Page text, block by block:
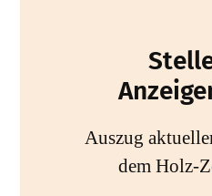
Auszug
dem Holz-